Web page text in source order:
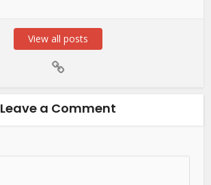
View all posts
Leave a Comment